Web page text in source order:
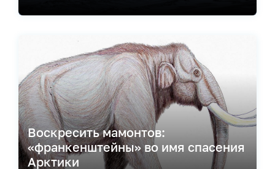
Воскресить мамонтов:
«франкенштейны» во имя спасения
Арктики